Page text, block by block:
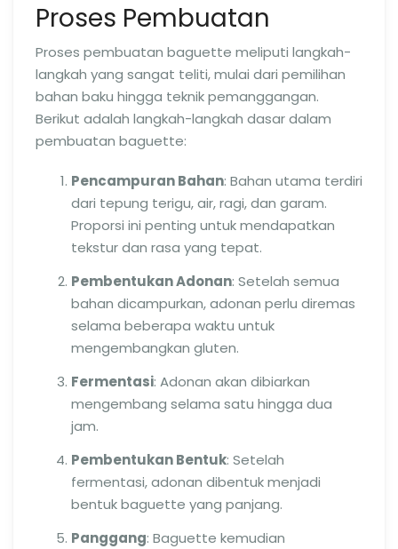
Proses Pembuatan
Proses pembuatan baguette meliputi langkah-
langkah yang sangat teliti, mulai dari pemilihan
bahan baku hingga teknik pemanggangan.
Berikut adalah langkah-langkah dasar dalam
pembuatan baguette:
Pencampuran Bahan: Bahan utama terdiri
dari tepung terigu, air, ragi, dan garam.
Proporsi ini penting untuk mendapatkan
tekstur dan rasa yang tepat.
Pembentukan Adonan: Setelah semua
bahan dicampurkan, adonan perlu diremas
selama beberapa waktu untuk
mengembangkan gluten.
Fermentasi: Adonan akan dibiarkan
mengembang selama satu hingga dua
jam.
Pembentukan Bentuk: Setelah
fermentasi, adonan dibentuk menjadi
bentuk baguette yang panjang.
Panggang: Baguette kemudian